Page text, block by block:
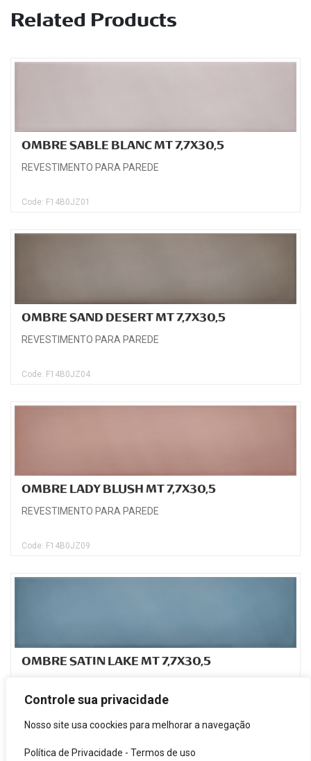
Controle sua privacidade
Nosso site usa coockies para melhorar a navegação
Política de Privacidade - Termos de uso
Related Products
OMBRE SABLE BLANC MT 7,7X30,5
REVESTIMENTO PARA PAREDE
Code: F14B0JZ01
OMBRE SAND DESERT MT 7,7X30,5
REVESTIMENTO PARA PAREDE
Code: F14B0JZ04
OMBRE LADY BLUSH MT 7,7X30,5
REVESTIMENTO PARA PAREDE
Code: F14B0JZ09
OMBRE SATIN LAKE MT 7,7X30,5